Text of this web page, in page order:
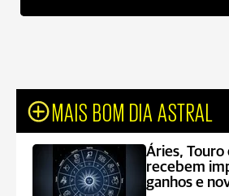
MAIS BOM DIA ASTRAL
Áries, Touro
recebem
ganhos e